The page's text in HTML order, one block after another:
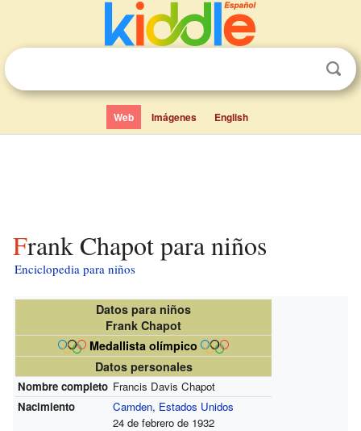
Web Imágenes English
Frank Chapot para niños
Enciclopedia para niños
Datos para niños
Frank Chapot
Medallista olímpico
Datos personales
Nombre completo Francis Davis Chapot
Nacimiento
Camden, Estados Unidos
24 de febrero de 1932